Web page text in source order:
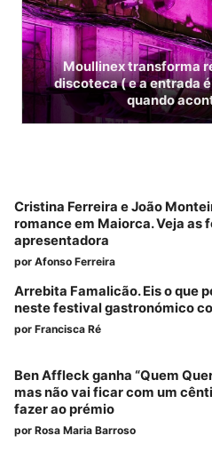
Moullinex transforma
discoteca ( e a entrada
quando
Cristina Ferreira e João
romance em Maiorca. Veja as
apresentadora
por Afonso Ferreira
Arrebita Famalicão. Eis o que
neste festival gastronómico
por Francisca Ré
Ben Affleck ganha “Quem
mas não vai ficar com um
fazer ao prémio
por Rosa Maria Barroso